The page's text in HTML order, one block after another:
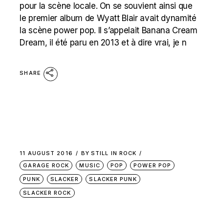
pour la scène locale. On se souvient ainsi que
le premier album de Wyatt Blair avait dynamité
la scène power pop. ll s’appelait Banana Cream
Dream, il été paru en 2013 et à dire vrai, je n
SHARE
11 AUGUST 2016 BY STILL IN ROCK
GARAGE ROCK
MUSIC POP
POWER POP
PUNK
SLACKER
SLACKER PUNK
SLACKER ROCK